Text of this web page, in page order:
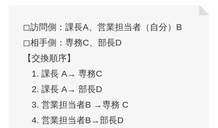
◻︎訪問側：課長A、営業担当者（自分）B
◻︎相手側：専務C、部長D
【交換順序】
1. 課長 A→ 専務C
2. 課長 A→ 部長D
3. 営業担当者B →専務 C
4. 営業担当者B→部長D